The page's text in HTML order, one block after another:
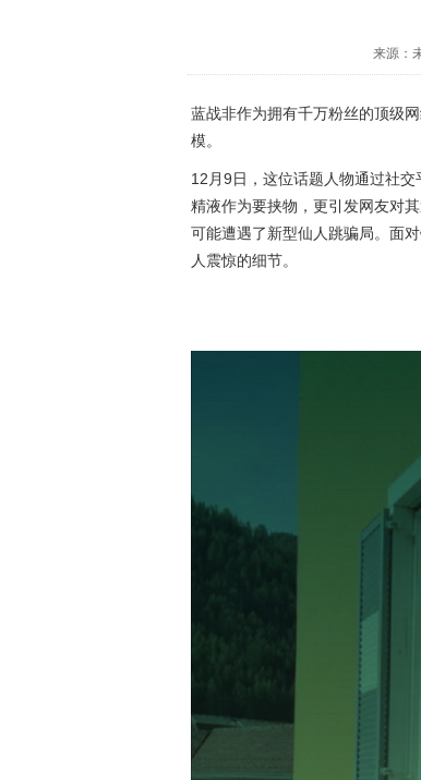
来源：
蓝战非作为拥有千万粉丝的顶级
模。
12月9日，这位话题人物通过社
精液作为要挟物，更引发网友对
可能遭遇了新型仙人跳骗局。面
人震惊的细节。